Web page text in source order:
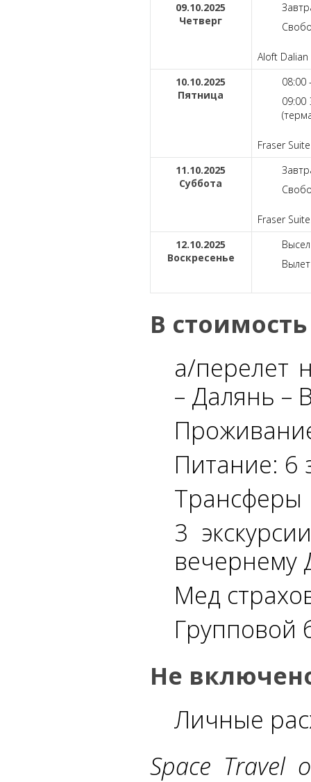
09.10.2025
Четверг
Aloft
10.10.2025
Пятница
08:00
09:00
Fraser
11.10.2025
Суббота
Fraser
12.10.2025
Воскресенье
В
а/перелет
– Далянь –
Питание: 6
Трансферы
3
вечернему
Мед
Групповой
Не
Личные
Space Travel